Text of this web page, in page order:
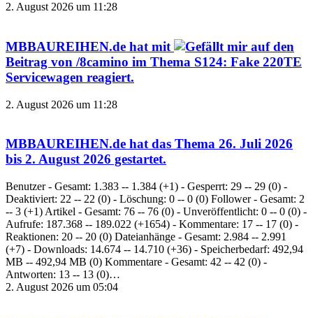
2. August 2026 um 11:28
MBBAUREIHEN.de hat mit
auf den
Beitrag von /8camino im Thema S124: Fake 220TE
Servicewagen reagiert.
2. August 2026 um 11:28
MBBAUREIHEN.de hat das Thema 26. Juli 2026
bis 2. August 2026 gestartet.
Benutzer - Gesamt: 1.383 -- 1.384 (+1) - Gesperrt: 29 -- 29 (0) -
Deaktiviert: 22 -- 22 (0) - Löschung: 0 -- 0 (0) Follower - Gesamt: 2
-- 3 (+1) Artikel - Gesamt: 76 -- 76 (0) - Unveröffentlicht: 0 -- 0 (0) -
Aufrufe: 187.368 -- 189.022 (+1654) - Kommentare: 17 -- 17 (0) -
Reaktionen: 20 -- 20 (0) Dateianhänge - Gesamt: 2.984 -- 2.991
(+7) - Downloads: 14.674 -- 14.710 (+36) - Speicherbedarf: 492,94
MB -- 492,94 MB (0) Kommentare - Gesamt: 42 -- 42 (0) -
Antworten: 13 -- 13 (0)…
2. August 2026 um 05:04